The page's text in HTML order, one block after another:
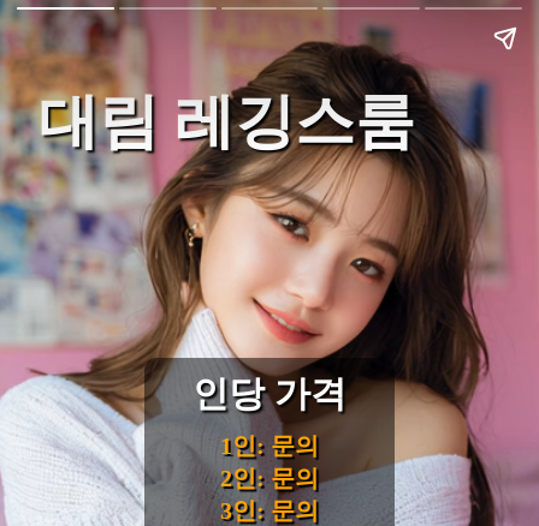
대림 레깅스룸
인당 가격
1인: 문의
2인: 문의
3인: 문의